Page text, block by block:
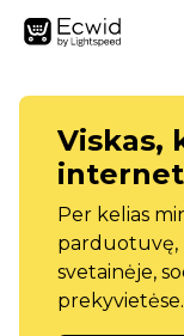
Viskas,
Per kelias
svetainėje,
prekyvietėse.